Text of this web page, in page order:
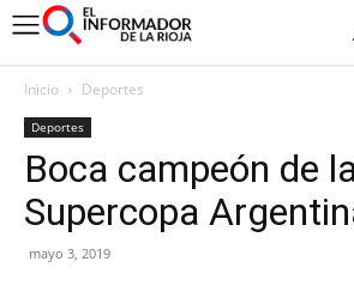
Inicio Deportes
Deportes
Boca campeón de
Supercopa
mayo 3, 2019